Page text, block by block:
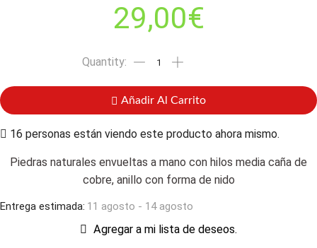
29,00€
Añadir Al Carrito
16 personas están viendo este producto ahora mismo.
Piedras naturales envueltas a mano con hilos media caña de
cobre, anillo con forma de nido
Entrega estimada: 11 agosto - 14 agosto
Agregar a mi lista de deseos.